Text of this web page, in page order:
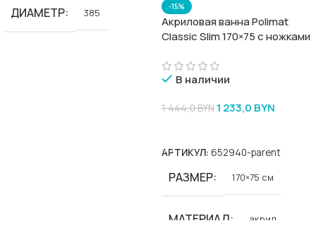
ДИАМЕТР 385
-15%
Акриловая ванна Polimat
Classic Slim 170×75 с ножками
В наличии
1 444,0BYN 1 233,0 BYN
АРТИКУЛ: 652940-parent
РАЗМЕР 170×75 см
МАТЕРИАЛ акрил